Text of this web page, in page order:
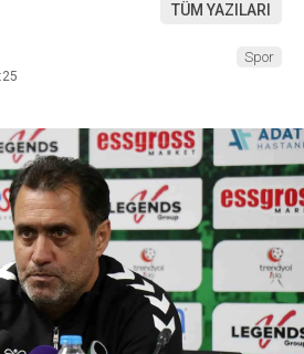
TÜM YAZILARI
Spor